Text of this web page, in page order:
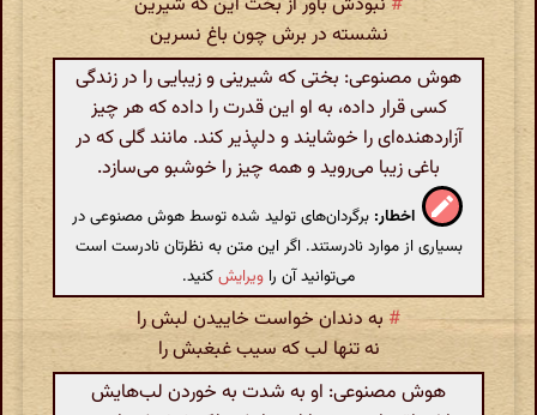
نشسته در برش چون باغ نسرین
هوش مصنوعی: بختی که شیرینی و زیبایی را در زندگی
کسی قرار داده، به او این قدرت را داده که هر چیز
آزاردهنده‌ای را خوشایند و دلپذیر کند. مانند گلی که در
باغی زیبا می‌روید و همه چیز را خوشبو می‌سازد.
اخطار: برگردان‌های تولید شده توسط هوش مصنوعی در
بسیاری از موارد نادرستند. اگر این متن به نظرتان نادرست است
می‌توانید آن را ویرایشکنید.
# به دندان خواست خاییدن لبش را
نه تنها لب که سیب غبغبش را
هوش مصنوعی: او به شدت به خوردن لب‌هایش